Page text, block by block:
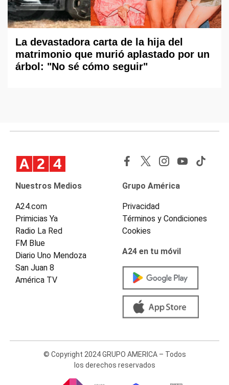
La devastadora carta de la hija del
matrimonio que murió aplastado por un
árbol: "No sé cómo seguir"
Nuestros Medios
A24.com
Primicias Ya
Radio La Red
FM Blue
Diario Uno Mendoza
San Juan 8
América TV
Grupo América
Privacidad
Términos y Condiciones
Cookies
A24 en tu móvil
© Copyright 2024 GRUPO AMERICA – Todos
los derechos reservados